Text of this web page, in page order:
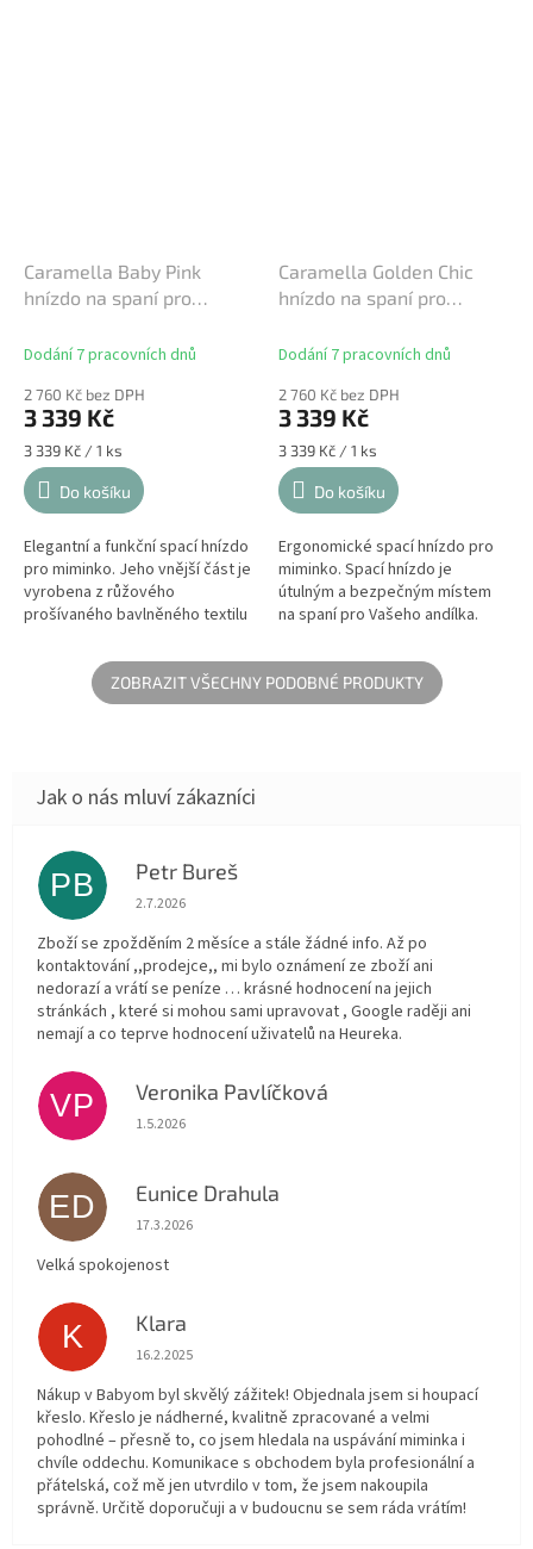
Caramella Baby Pink
hnízdo na spaní pro
Dodání 7 pracovních dnů
2 760 Kč bez DPH
3 339 Kč
Měrná
cena:
3 339 Kč / 1 ks
Do košíku
Elegantní a funkční spací hnízdo
pro miminko. Jeho vnější část je
vyrobena z růžového
prošívaného bavlněného textilu
volánem. Jeho vnitřní část je
vyrobena...
Caramella Golden Chic
hnízdo na spaní pro
Dodání 7 pracovních dnů
2 760 Kč bez DPH
3 339 Kč
Měrná
cena:
3 339 Kč / 1 ks
Do košíku
Ergonomické spací hnízdo pro
miminko. Spací hnízdo je
útulným a bezpečným místem
na spaní pro Vašeho andílka.
vysoce kvalitní růžové bavlny
s...
ZOBRAZIT VŠECHNY PODOBNÉ PRODUKTY
PB Petr Bureš
Hodnocení obchodu je 1 z 5 hvězdiček.
2.7.2026
Zboží se zpožděním 2 měsíce a stále žádné info. Až po
kontaktování ,,prodejce,, mi bylo oznámení ze zboží ani
nedorazí a vrátí se peníze … krásné hodnocení na jejich
stránkách , které si mohou sami upravovat , Google raději ani
nemají a co teprve hodnocení uživatelů na Heureka.
VP Veronika Pavlíčková
Hodnocení obchodu je 5 z 5 hvězdiček.
1.5.2026
ED Eunice Drahula
Hodnocení obchodu je 5 z 5 hvězdiček.
17.3.2026
Velká spokojenost
K Klara
Hodnocení obchodu je 5 z 5 hvězdiček.
16.2.2025
Nákup v Babyom byl skvělý zážitek! Objednala jsem si houpací
křeslo. Křeslo je nádherné, kvalitně zpracované a velmi
pohodlné – přesně to, co jsem hledala na uspávání miminka i
chvíle oddechu. Komunikace s obchodem byla profesionální a
přátelská, což mě jen utvrdilo v tom, že jsem nakoupila
správně. Určitě doporučuji a v budoucnu se sem ráda vrátím!